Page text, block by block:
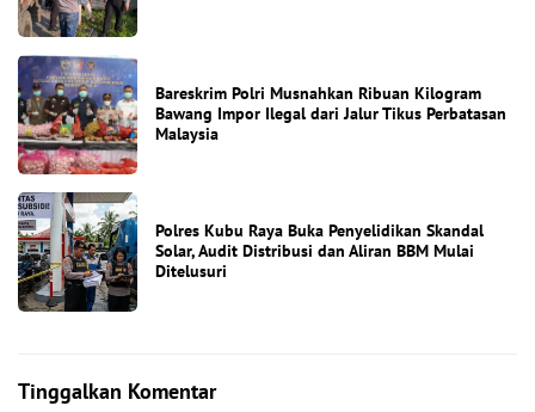
Bareskrim Polri Musnahkan Ribuan Kilogram
Bawang Impor Ilegal dari Jalur Tikus Perbatasan
Malaysia
Polres Kubu Raya Buka Penyelidikan Skandal
Solar, Audit Distribusi dan Aliran BBM Mulai
Ditelusuri
Tinggalkan Komentar